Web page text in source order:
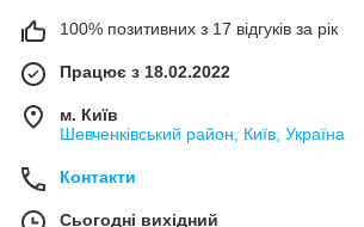
100% позитивних з 17 відгуків за рік
Працює з 18.02.2022
м. Київ
Шевченківський район, Київ, Україна
Контакти
Сьогодні вихідний